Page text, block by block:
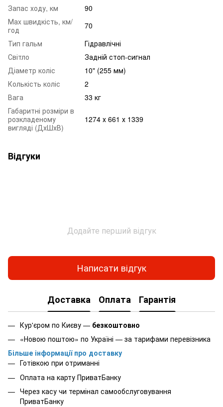
Запас ходу, км
90
Маx швидкість, км/
год
70
Тип гальм
Гідравлічні
Світло
Задній стоп-сигнал
Діаметр коліс
10" (255 мм)
Колькість коліс
2
Вага
33 кг
Габаритні розміри в
розкладеному
вигляді (ДхШхВ)
1274 х 661 х 1339
Відгуки
Додайте перший відгук
Написати відгук
Доставка Оплата Гарантія
Кур'єром по Києву — безкоштовно
«Новою поштою» по Україні — за тарифами перевізника
Більше інформації про доставку
Готівкою при отриманні
Оплата на карту ПриватБанку
Через касу чи термінал самообслуговування
ПриватБанку